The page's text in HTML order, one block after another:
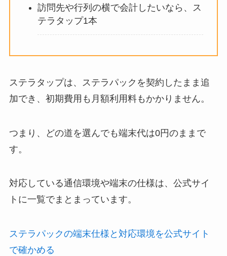
訪問先や行列の横で会計したいなら、ス
テラタップ1本
ステラタップは、ステラパックを契約したまま追
加でき、初期費用も月額利用料もかかりません。
つまり、どの道を選んでも端末代は0円のままで
す。
対応している通信環境や端末の仕様は、公式サイ
トに一覧でまとまっています。
ステラパックの端末仕様と対応環境を公式サイト
で確かめる